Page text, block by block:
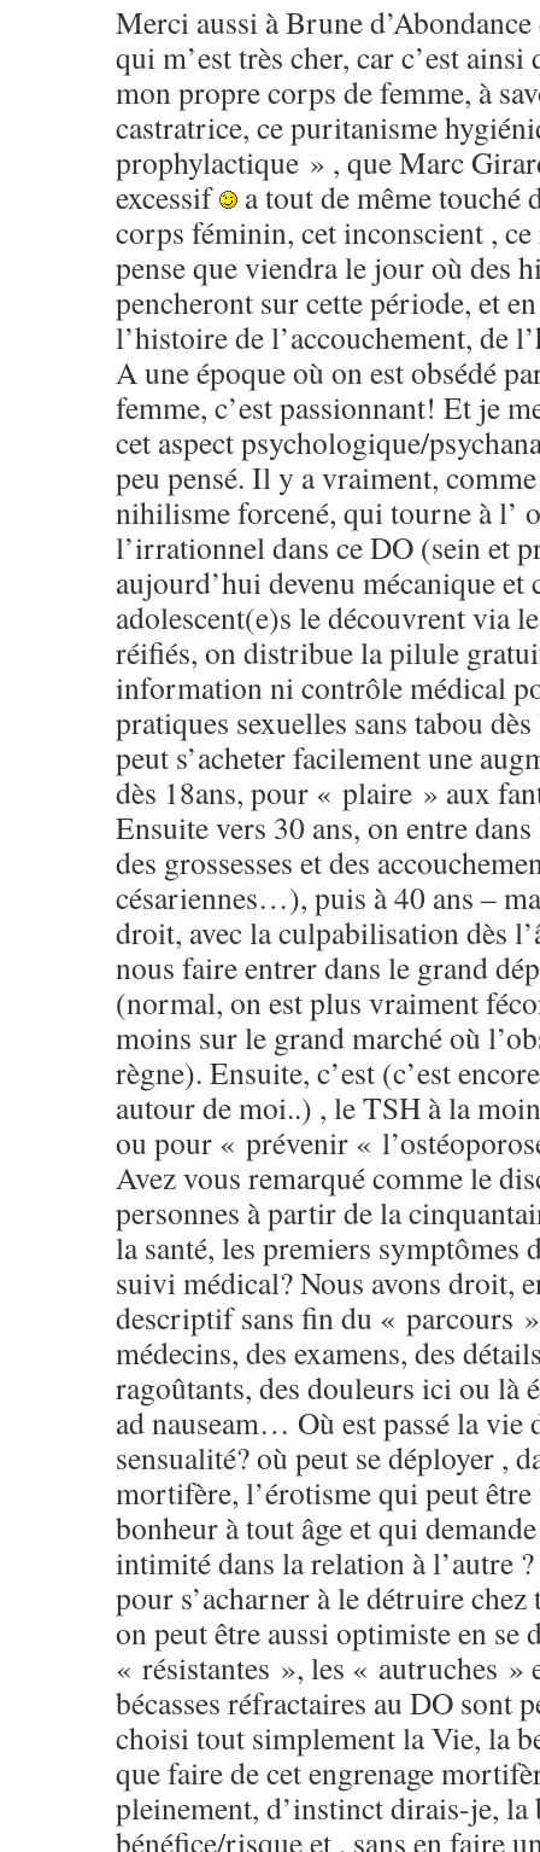
Merci aussi à Brune
qui m’est très cher, car c’est
mon propre corps de femme, à
castratrice, ce puritanisme
prophylactique » , que Marc
excessif
a tout de même touché
corps féminin, cet inconscient ,
pense que viendra le jour où des
pencheront sur cette période, et
l’histoire de l’accouchement, de
A une époque où on est obsédé
femme, c’est passionnant! Et je
cet aspect psychologique/
peu pensé. Il y a vraiment,
nihilisme forcené, qui tourne à l’
l’irrationnel dans ce DO (sein et
aujourd’hui devenu mécanique et
adolescent(e)s le découvrent via
réifiés, on distribue la pilule
information ni contrôle médical
pratiques sexuelles sans tabou
peut s’acheter facilement une
dès 18ans, pour « plaire » aux
Ensuite vers 30 ans, on entre
des grossesses et des
césariennes…), puis à 40 ans –
droit, avec la culpabilisation dès
nous faire entrer dans le grand
(normal, on est plus vraiment
moins sur le grand marché où
règne). Ensuite, c’est (c’est
autour de moi..) , le TSH à la
ou pour « prévenir «
Avez vous remarqué comme le
personnes à partir de la
la santé, les premiers symptômes
suivi médical? Nous avons droit,
descriptif sans fin du « parcours
médecins, des examens, des
ragoûtants, des douleurs ici ou là
ad nauseam… Où est passé la vie
sensualité? où peut se déployer ,
mortifère, l’érotisme qui peut être
bonheur à tout âge et qui
intimité dans la relation à l’autre
pour s’acharner à le détruire
on peut être aussi optimiste en se
« résistantes », les « autruches »
bécasses réfractaires au DO sont
choisi tout simplement la Vie, la
que faire de cet engrenage
pleinement, d’instinct dirais-je, la
bénéfice/risque et , sans en faire